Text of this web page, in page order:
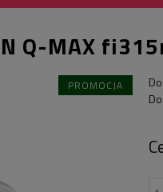
Q-MAX
PROMOCJA